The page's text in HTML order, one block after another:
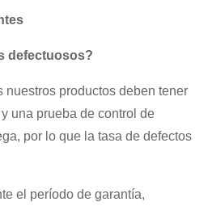
defectuosos?
nuestros productos deben tener
una prueba de control de
por lo que la tasa de defectos
el período de garantía,